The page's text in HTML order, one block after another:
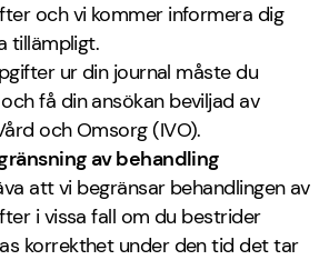
och vi kommer informera dig
tillämpligt.
ur din journal måste du
få din ansökan beviljad av
och Omsorg (IVO).
av behandling
att vi begränsar behandlingen av
i vissa fall om du bestrider
korrekthet under den tid det tar